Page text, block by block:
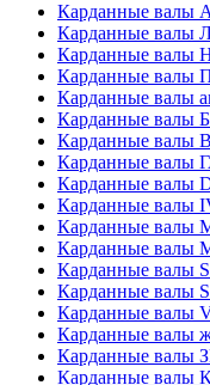
Карданные валы
Карданные валы
Карданные
Карданные валы
Карданные валы
Карданные валы
Карданные валы
Карданные валы
Карданные валы
Карданные валы
Карданные валы
Карданные валы
Карданные валы
Карданные валы
Карданные валы
Карданные валы
Карданные валы
Карданные